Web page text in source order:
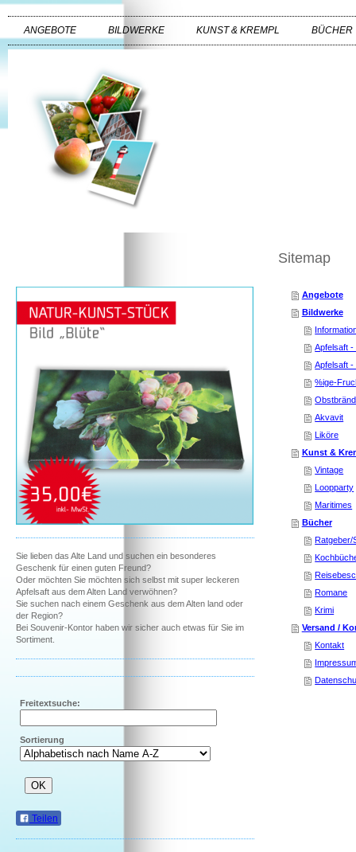
ANGEBOTE BILDWERKE KUNST & KREMPL BÜCHER
Sitemap
Angebote
Bildwerke
Apfelsaft -
Apfelsaft
%ige-
Akvavit
Liköre
Kunst &
Vintage
Loopparty
Maritimes
Bücher
Ratgeber/
Romane
Krimi
Versand /
Kontakt
Sie lieben das Alte Land und suchen ein besonderes
Geschenk für einen guten Freund?
Oder möchten Sie möchten sich selbst mit super leckeren
Apfelsaft aus dem Alten Land verwöhnen?
Sie suchen nach einem Geschenk aus dem Alten land oder
der Region?
Bei Souvenir-Kontor haben wir sicher auch etwas für Sie im
Sortiment.
Freitextsuche:
Sortierung
Teilen